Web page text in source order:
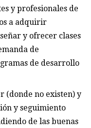
y profesionales de
a adquirir
y ofrecer clases
de
de desarrollo
(donde no existen) y
y seguimiento
de las buenas